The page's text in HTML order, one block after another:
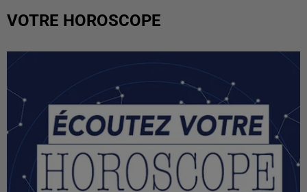
VOTRE HOROSCOPE